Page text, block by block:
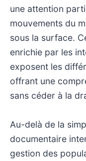
une attention
mouvements du
sous la surface.
enrichie par les
exposent les
offrant une
sans céder à la
Au-delà de la
documentaire
gestion des